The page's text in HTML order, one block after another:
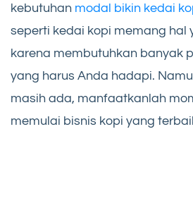
kebutuhan modal bikin kedai
seperti kedai kopi memang hal
karena membutuhkan banyak
yang harus Anda hadapi.
masih ada, manfaatkanlah
memulai bisnis kopi yang